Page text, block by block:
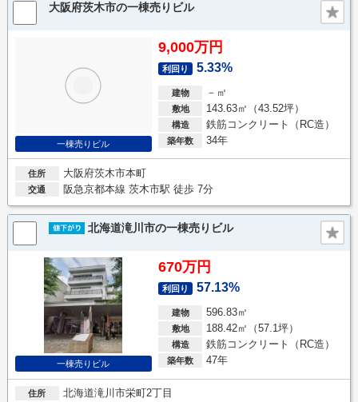
大阪府茨木市の一棟売りビル
一棟売りビル
9,000万円
利回り 5.33%
建物 －㎡
敷地 143.63㎡（43.52坪）
構造 鉄筋コンクリート（RC造）
築年数 34年
住所 大阪府茨木市本町
交通 阪急京都本線 茨木市駅 徒歩 7分
北海道滝川市の一棟売りビル
一棟売りビル
670万円
利回り 57.13%
建物 596.83㎡
敷地 188.42㎡（57.1坪）
構造 鉄筋コンクリート（RC造）
築年数 47年
住所 北海道滝川市栄町2丁目